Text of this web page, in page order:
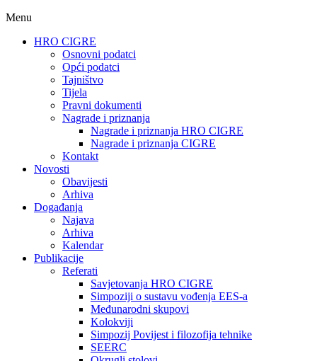
Menu
HRO CIGRE
Osnovni podatci​
Opći podatci
Tajništvo
Tijela
Pravni dokumenti
Nagrade i priznanja
Nagrade i priznanja HRO CIGRE
Nagrade i priznanja CIGRE
Kontakt
Novosti
Obavijesti
Arhiva
Događanja
Najava
Arhiva
Kalendar
Publikacije
Referati
Savjetovanja HRO CIGRE
Simpoziji o sustavu vođenja EES-a
Međunarodni skupovi
Kolokviji​
Simpozij Povijest i filozofija tehnike
SEERC